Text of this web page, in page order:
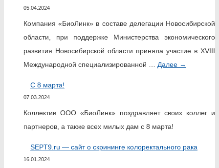
05.04.2024
Компания «БиоЛинк» в составе делегации Новосибирской
области, при поддержке Министерства экономического
развития Новосибирской области приняла участие в XVIII
Международной специализированной … Далее →
С 8 марта!
07.03.2024
Коллектив ООО «БиоЛинк» поздравляет своих коллег и
партнеров, а также всех милых дам с 8 марта!
SEPT9.ru — сайт о скрининге колоректального рака
16.01.2024